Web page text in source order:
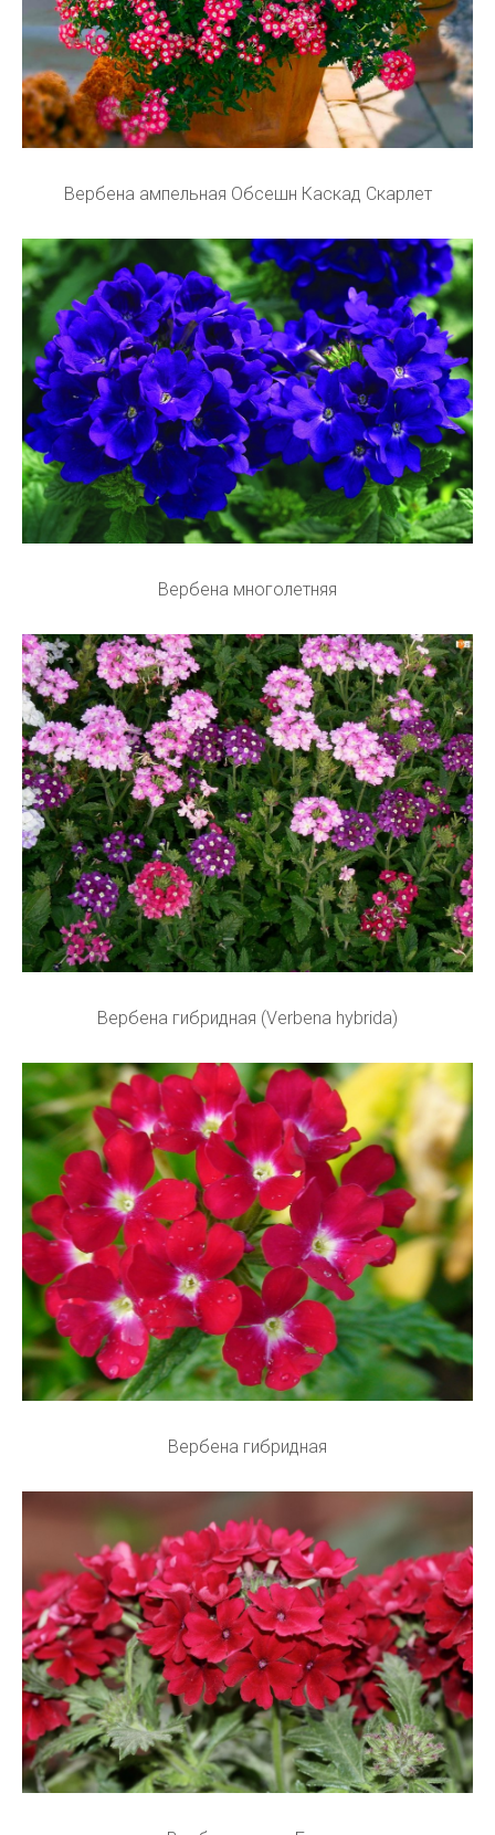
Вербена ампельная Обсешн Каскад Скарлет
Вербена многолетняя
Вербена гибридная (Verbena hybrida)
Вербена гибридная